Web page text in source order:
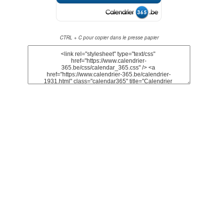
CTRL + C pour copier dans le presse papier